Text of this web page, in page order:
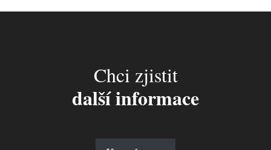
Chci zjistit
další informace